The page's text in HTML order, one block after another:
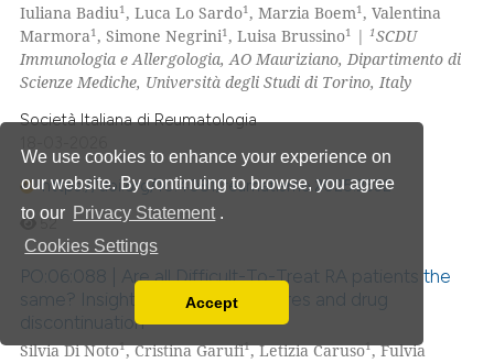
We use cookies to enhance your experience on
our website. By continuing to browse, you agree
to our Privacy Statement .
Cookies Settings
Read our Privacy Policy
You can disable them by changing your browser
Accept
in which section the
was made.
Mentioning
Contrasting
how this article has been
atscite.ai
shows how a scientific paper
been cited by providing the
of the citation, a
describing whether
Iuliana Badiu1 , Luca Lo Sardo1 , Marzia Boem1 , Valentina
Marmora1 , Simone Negrini1 , Luisa Brussino1 |1SCDU
Immunologia e Allergologia, AO Mauriziano, Dipartimento di
Scienze Mediche, Università degli Studi di Torino, Italy
Società Italiana di Reumatologia
https://doi.org/10.4081/reumatismo.2025.2332
52
PO:06:088 | Are all Difficult-To-Treat RA patients the
same? Insights into clinical features and drug
discontinuation
Silvia Di Noto1, Cristina Garufi1, Letizia Caruso1, Fulvia